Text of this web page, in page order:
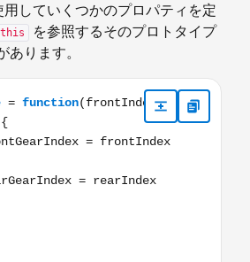
していくつかのプロパティを定
this
を参照するそのプロトタイプ
ります。
rearIndex){